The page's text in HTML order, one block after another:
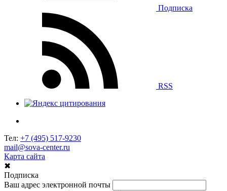
Подписка
RSS
Тел: +7 (495) 517-9230
mail@sova-center.ru
Карта сайта
✖
Подписка
Ваш адрес электронной почты